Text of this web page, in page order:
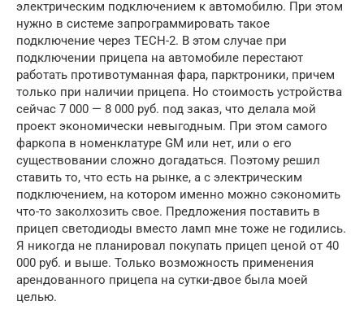
электрическим подключением к автомобилю. При этом
нужно в системе запрограммировать такое
подключение через TECH-2. В этом случае при
подключении прицепа на автомобиле перестают
работать противотуманная фара, парктроники, причем
только при наличии прицепа. Но стоимость устройства
сейчас 7 000 — 8 000 руб. под заказ, что делала мой
проект экономически невыгодным. При этом самого
фаркопа в номенклатуре GM или нет, или о его
существовании сложно догадаться. Поэтому решил
ставить то, что есть на рынке, а с электрическим
подключением, на котором именно можно сэкономить
что-то заколхозить свое. Предложения поставить в
прицеп светодиоды вместо ламп мне тоже не годились.
Я никогда не планировал покупать прицеп ценой от 40
000 руб. и выше. Только возможность применения
арендованного прицепа на сутки-двое была моей
целью.